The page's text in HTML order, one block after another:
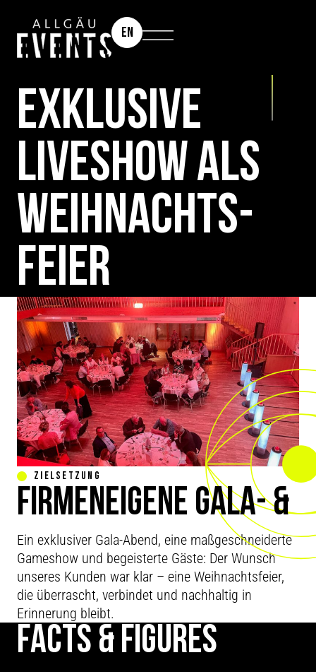
EN
EXKLUSIVE
LIVESHOW ALS
WEIHNACHTS­
FEIER
ZIELSETZUNG
FIRMENEIGENE GALA- &
LIVESHOW
Ein exklusiver Gala-Abend, eine maßgeschneiderte
Gameshow und begeisterte Gäste: Der Wunsch
unseres Kunden war klar – eine Weihnachtsfeier,
die überrascht, verbindet und nachhaltig in
Erinnerung bleibt.
FACTS & FIGURES